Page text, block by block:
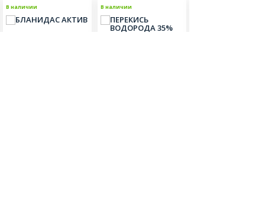
В наличии В наличии